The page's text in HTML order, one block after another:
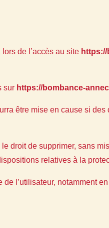
de l’accès au site
sur https://bombance-
être mise en cause si
droit de supprimer, sans
relatives à la
l’utilisateur, notamment